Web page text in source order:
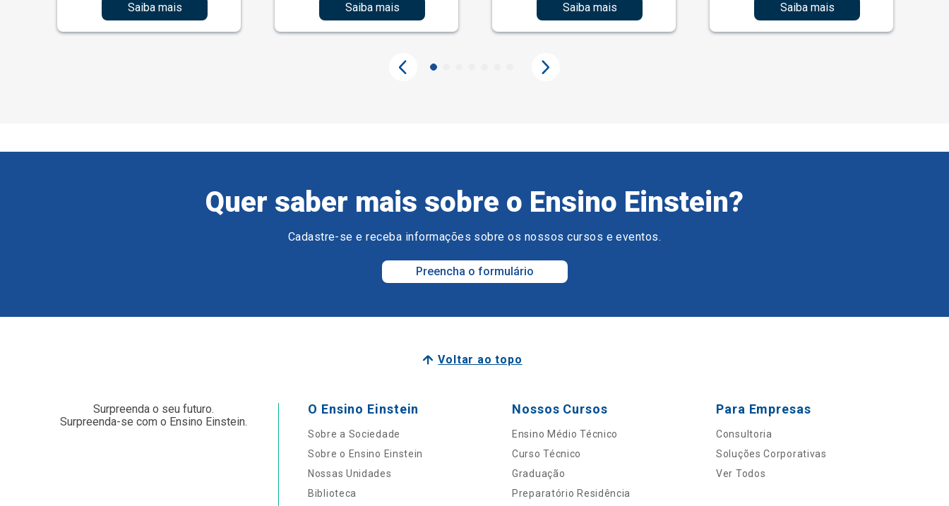
Saiba mais Saiba mais Saiba mais Saiba mais
Quer saber mais sobre o Ensino Einstein?
Cadastre-se e receba informações sobre os nossos cursos e eventos.
Preencha o formulário
Voltar ao topo
Surpreenda o seu futuro.
Surpreenda-se com o Ensino Einstein.
O Ensino Einstein
Sobre a Sociedade
Sobre o Ensino Einstein
Nossas Unidades
Biblioteca
Nossos Cursos
Ensino Médio Técnico
Curso Técnico
Graduação
Preparatório Residência
Para Empresas
Consultoria
Soluções Corporativas
Ver Todos